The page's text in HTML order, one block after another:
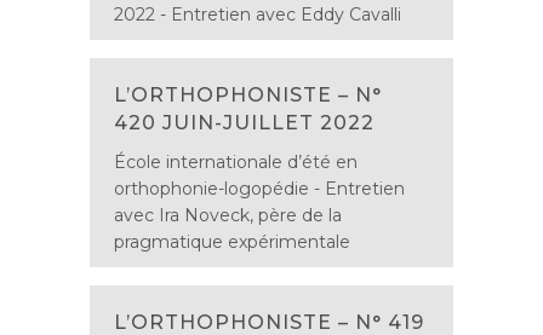
2022 - Entretien avec Eddy Cavalli
L’ORTHOPHONISTE – N°
420 JUIN-JUILLET 2022
École internationale d’été en
orthophonie-logopédie - Entretien
avec Ira Noveck, père de la
pragmatique expérimentale
L’ORTHOPHONISTE – N° 419